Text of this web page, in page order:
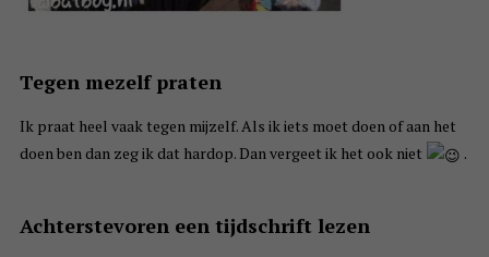
Tegen mezelf praten
Ik praat heel vaak tegen mijzelf. Als ik iets moet doen of aan het
doen ben dan zeg ik dat hardop. Dan vergeet ik het ook niet
.
Achterstevoren een tijdschrift lezen